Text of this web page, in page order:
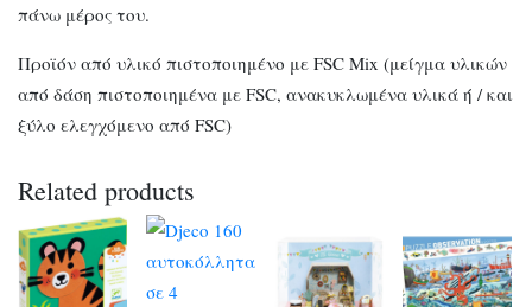
πάνω μέρος του.
Προϊόν από υλικό πιστοποιημένο με FSC Mix (μείγμα υλικών
από δάση πιστοποιημένα με FSC, ανακυκλωμένα υλικά ή / και
ξύλο ελεγχόμενο από FSC)
Related products